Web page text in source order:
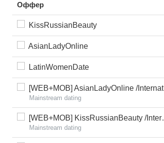
Оффер
KissRussianBeauty
AsianLadyOnline
LatinWomenDate
[WEB+MOB] AsianLadyOnline /International
Mainstream dating
[WEB+MOB] KissRussianBeauty /International
Mainstream dating